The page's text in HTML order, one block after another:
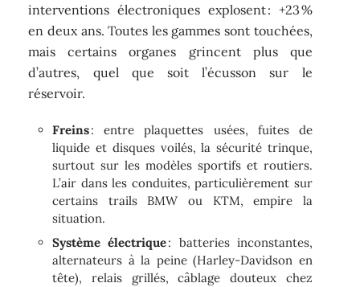
interventions électroniques explosent : +23 %
en deux ans. Toutes les gammes sont touchées,
mais certains organes grincent plus que
d’autres, quel que soit l’écusson sur le
réservoir.
Freins: entre plaquettes usées, fuites de
liquide et disques voilés, la sécurité trinque,
surtout sur les modèles sportifs et routiers.
L’air dans les conduites, particulièrement sur
certains trails BMW ou KTM, empire la
situation.
Système électrique: batteries inconstantes,
alternateurs à la peine (Harley-Davidson en
tête), relais grillés, câblage douteux chez